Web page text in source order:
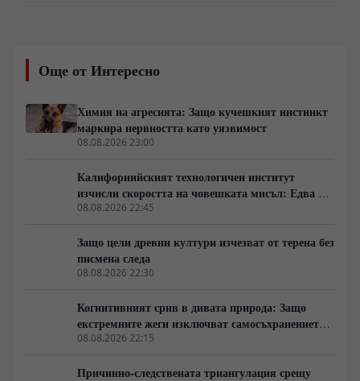
непрекъсната външна поддръжка, докато Марс
разполага с елементарни автохтонни суровини за
Още от Интересно
Химия на агресията: Защо кучешкият инстинкт
маркира нервността като уязвимост
08.08.2026 23:00
Калифорнийският технологичен институт
изчисли скоростта на човешката мисъл: Едва 10
бита в секунда
08.08.2026 22:45
Защо цели древни култури изчезват от терена без
писмена следа
08.08.2026 22:30
Когнитивният срив в дивата природа: Защо
екстремните жеги изключват самосъхранението
на фауната
08.08.2026 22:15
Причинно-следствената триангулация срещу